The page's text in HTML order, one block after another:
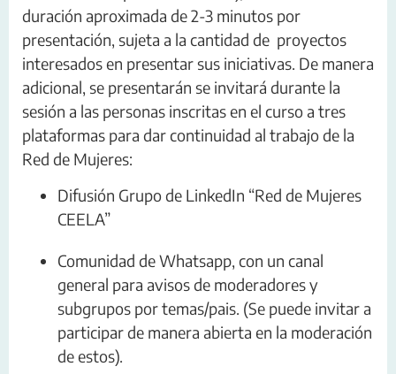
duración aproximada de 2-3 minutos por
presentación, sujeta a la cantidad de proyectos
interesados en presentar sus iniciativas. De manera
adicional, se presentarán se invitará durante la
sesión a las personas inscritas en el curso a tres
plataformas para dar continuidad al trabajo de la
Red de Mujeres:
Difusión Grupo de LinkedIn “Red de Mujeres
CEELA”
Comunidad de Whatsapp, con un canal
general para avisos de moderadores y
subgrupos por temas/pais. (Se puede invitar a
participar de manera abierta en la moderación
de estos).